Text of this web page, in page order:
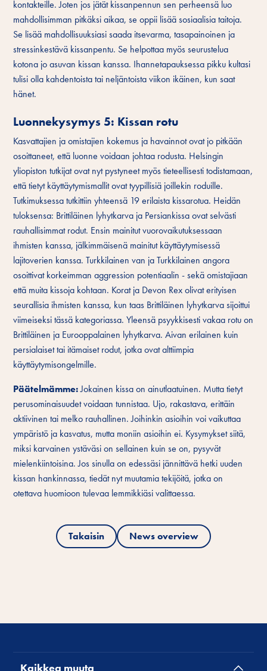
kontakteille. Joten jos jätät kissanpennun sen perheensä luo
mahdollisimman pitkäksi aikaa, se oppii lisää sosiaalisia taitoja.
Se lisää mahdollisuuksiasi saada itsevarma, tasapainoinen ja
stressinkestävä kissanpentu. Se helpottaa myös seurustelua
kotona jo asuvan kissan kanssa. Ihannetapauksessa pikku kultasi
tulisi olla kahdentoista tai neljäntoista viikon ikäinen, kun saat
hänet.
Luonnekysymys 5: Kissan rotu
Kasvattajien ja omistajien kokemus ja havainnot ovat jo pitkään
osoittaneet, että luonne voidaan johtaa rodusta. Helsingin
yliopiston tutkijat ovat nyt pystyneet myös tieteellisesti todistamaan,
että tietyt käyttäytymismallit ovat tyypillisiä joillekin roduille.
Tutkimuksessa tutkittiin yhteensä 19 erilaista kissarotua. Heidän
tuloksensa: Brittiläinen lyhytkarva ja Persiankissa ovat selvästi
rauhallisimmat rodut. Ensin mainitut vuorovaikutuksessaan
ihmisten kanssa, jälkimmäisenä mainitut käyttäytymisessä
lajitoverien kanssa. Turkkilainen van ja Turkkilainen angora
osoittivat korkeimman aggression potentiaalin - sekä omistajiaan
että muita kissoja kohtaan. Korat ja Devon Rex olivat erityisen
seurallisia ihmisten kanssa, kun taas Brittiläinen lyhytkarva sijoittui
viimeiseksi tässä kategoriassa. Yleensä psyykkisesti vakaa rotu on
Brittiläinen ja Eurooppalainen lyhytkarva. Aivan erilainen kuin
persialaiset tai itämaiset rodut, jotka ovat alttiimpia
käyttäytymisongelmille.
Päätelmämme:Jokainen kissa on ainutlaatuinen. Mutta tietyt
perusominaisuudet voidaan tunnistaa. Ujo, rakastava, erittäin
aktiivinen tai melko rauhallinen. Joihinkin asioihin voi vaikuttaa
ympäristö ja kasvatus, mutta moniin asioihin ei. Kysymykset siitä,
miksi karvainen ystäväsi on sellainen kuin se on, pysyvät
mielenkiintoisina. Jos sinulla on edessäsi jännittävä hetki uuden
kissan hankinnassa, tiedät nyt muutamia tekijöitä, jotka on
otettava huomioon tulevaa lemmikkiäsi valittaessa.
Takaisin News overview
Kaikkea muuta